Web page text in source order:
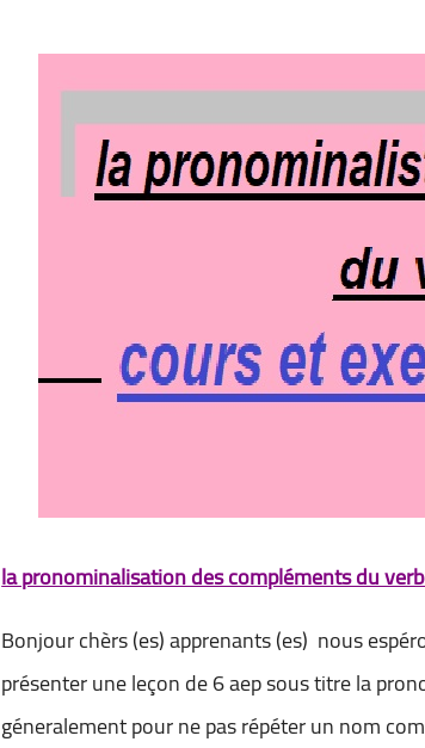
la pronominalisation des compléments du
Bonjour chèrs (es) apprenants (es) nous
présenter une leçon de 6 aep sous titre la
géneralement pour ne pas répéter un nom